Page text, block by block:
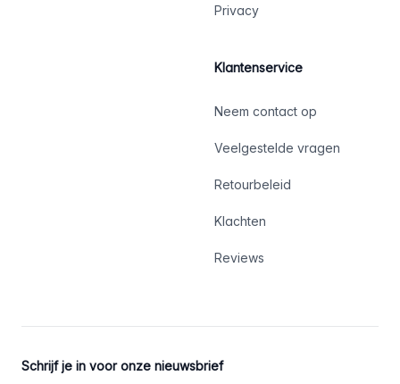
Privacy
Klantenservice
Neem contact op
Veelgestelde vragen
Retourbeleid
Klachten
Reviews
Schrijf je in voor onze nieuwsbrief